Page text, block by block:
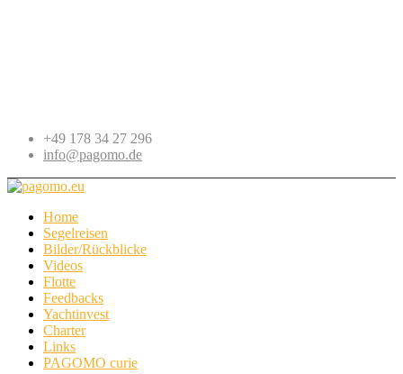
+49 178 34 27 296
info@pagomo.de
Home
Segelreisen
Bilder/Rückblicke
Videos
Flotte
Feedbacks
Yachtinvest
Charter
Links
PAGOMO curie